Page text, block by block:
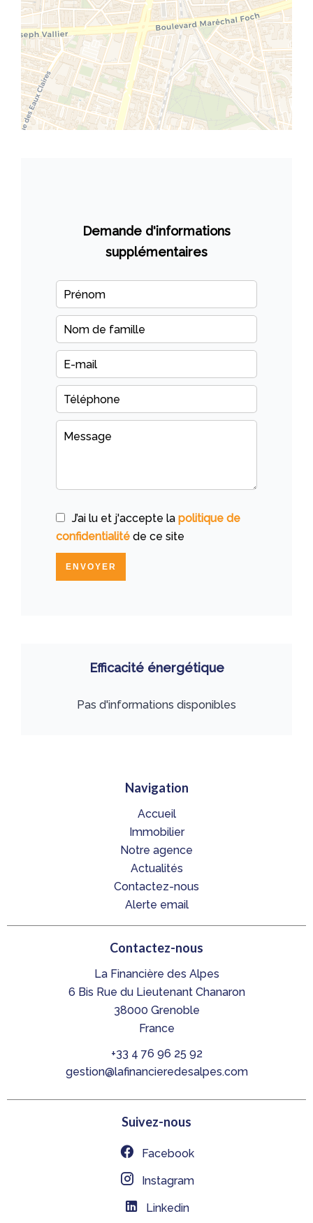
Demande d'informations
supplémentaires
J’ai lu et j'accepte la politique de
confidentialité de ce site
ENVOYER
Efficacité énergétique
Pas d'informations disponibles
Navigation
Accueil
Immobilier
Notre agence
Actualités
Contactez-nous
Alerte email
Contactez-nous
La Financière des Alpes
6 Bis Rue du Lieutenant Chanaron
38000 Grenoble
France
+33 4 76 96 25 92
gestion@lafinancieredesalpes.com
Suivez-nous
Facebook
Instagram
Linkedin